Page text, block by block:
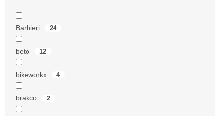
Barbieri 24
beto 12
bikeworkx 4
brakco 2